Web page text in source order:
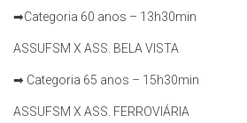
➡Categoria 60 anos – 13h30min
ASSUFSM X ASS. BELA VISTA
➡ Categoria 65 anos – 15h30min
ASSUFSM X ASS. FERROVIÁRIA